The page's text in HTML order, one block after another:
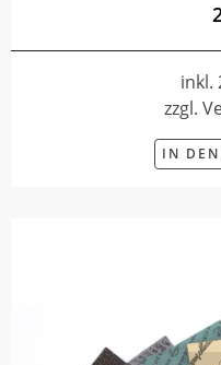
inkl.
zzgl.
IN